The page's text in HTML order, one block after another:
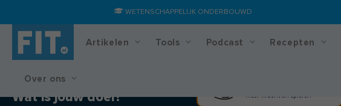
WETENSCHAPPELIJK ONDERBOUWD
Artikelen Tools Podcast Recepten
Over ons
Training & voedingsplan
Wat is jouw doel?